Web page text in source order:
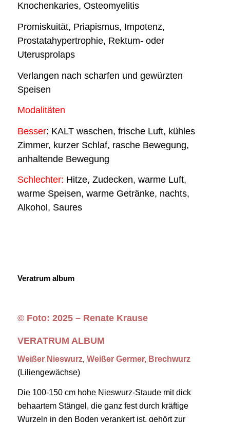
Knochenkaries, Osteomyelitis
Promiskuität, Priapismus, Impotenz,
Prostatahypertrophie, Rektum- oder
Uterusprolaps
Verlangen nach scharfen und gewürzten
Speisen
Modalitäten
Besser: KALT waschen, frische Luft, kühles
Zimmer, kurzer Schlaf, rasche Bewegung,
anhaltende Bewegung
Schlechter: Hitze, Zudecken, warme Luft,
warme Speisen, warme Getränke, nachts,
Alkohol, Saures
Veratrum album
© Foto: 2025 – Renate Krause
VERATRUM ALBUM
Weißer Nieswurz, Weißer Germer, Brechwurz
(Liliengewächse)
Die 100-150 cm hohe Nieswurz-Staude mit dick
behaartem Stängel, die ganz fest durch kräftige
Wurzeln in den Boden verankert ist, gehört zur